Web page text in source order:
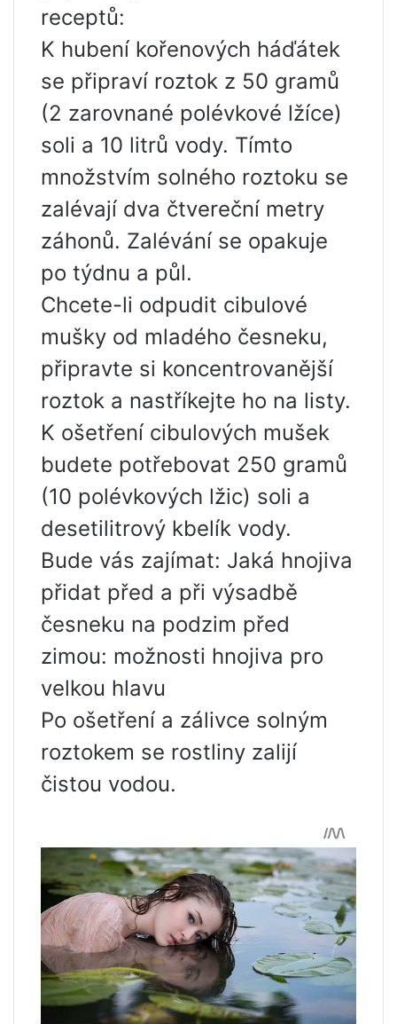
receptů:
K hubení kořenových háďátek
se připraví roztok z 50 gramů
(2 zarovnané polévkové lžíce)
soli a 10 litrů vody. Tímto
množstvím solného roztoku se
zalévají dva čtvereční metry
záhonů. Zalévání se opakuje
po týdnu a půl.
Chcete-li odpudit cibulové
mušky od mladého česneku,
připravte si koncentrovanější
roztok a nastříkejte ho na listy.
K ošetření cibulových mušek
budete potřebovat 250 gramů
(10 polévkových lžic) soli a
desetilitrový kbelík vody.
Bude vás zajímat: Jaká hnojiva
přidat před a při výsadbě
česneku na podzim před
zimou: možnosti hnojiva pro
velkou hlavu
Po ošetření a zálivce solným
roztokem se rostliny zalijí
čistou vodou.